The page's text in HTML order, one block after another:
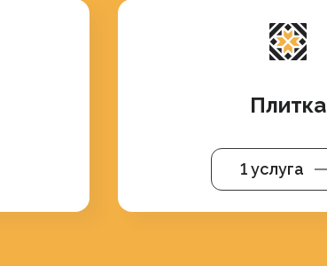
Плитка
1 услуга